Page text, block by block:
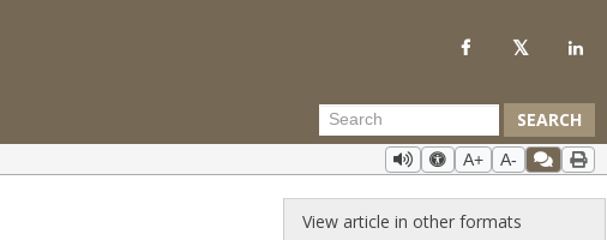
SEARCH
A+ A-
View article in other formats